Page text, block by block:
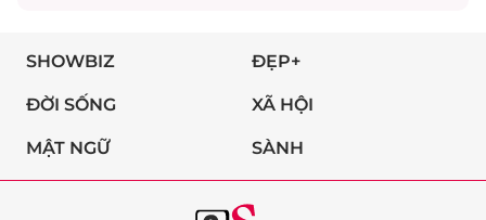
SHOWBIZ ĐẸP+
ĐỜI SỐNG XÃ HỘI
MẬT NGỮ SÀNH